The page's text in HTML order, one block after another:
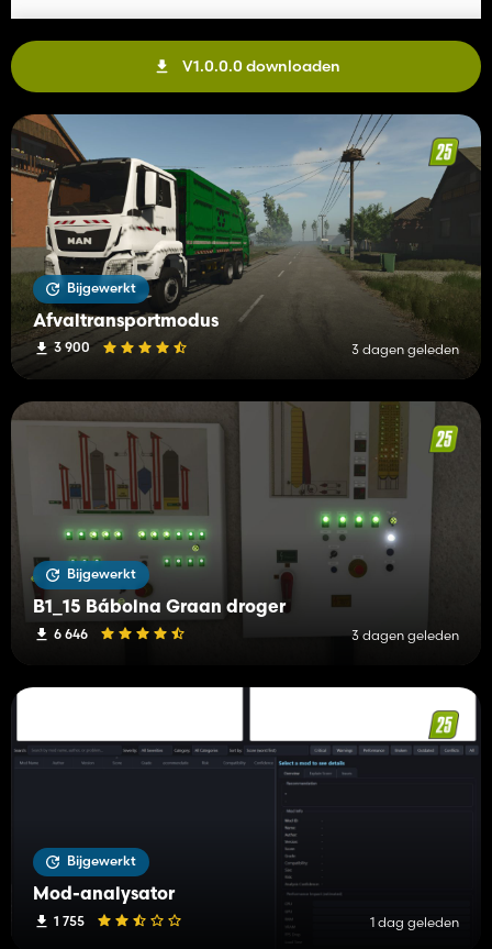
V1.0.0.0 downloaden
Bijgewerkt
Afvaltransportmodus
3 900 3 dagen geleden
Bijgewerkt
B1_15 Bábolna Graan droger
6 646 3 dagen geleden
Bijgewerkt
Mod-analysator
1 755 1 dag geleden